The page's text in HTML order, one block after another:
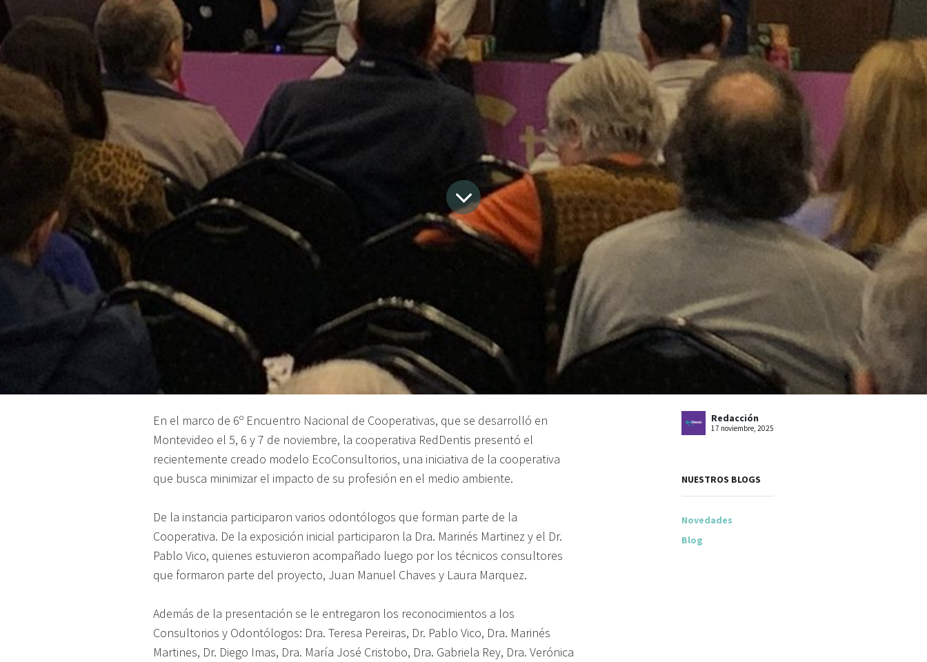
En el marco de 6º Encuentro Nacional de Cooperativas, que se desarrolló en
Montevideo el 5, 6 y 7 de noviembre, la cooperativa RedDentis presentó el
recientemente creado modelo EcoConsultorios, una iniciativa de la cooperativa
que busca minimizar el impacto de su profesión en el medio ambiente.
De la instancia participaron varios odontólogos que forman parte de la
Cooperativa. De la exposición inicial participaron la Dra. Marinés Martinez y el Dr.
Pablo Vico, quienes estuvieron acompañado luego por los técnicos consultores
que formaron parte del proyecto, Juan Manuel Chaves y Laura Marquez.
Además de la presentación se le entregaron los reconocimientos a los
Consultorios y Odontólogos: Dra. Teresa Pereiras, Dr. Pablo Vico, Dra. Marinés
Martines, Dr. Diego Imas, Dra. María José Cristobo, Dra. Gabriela Rey, Dra. Verónica
Redacción
17 noviembre, 2025
NUESTROS BLOGS
Novedades
Blog